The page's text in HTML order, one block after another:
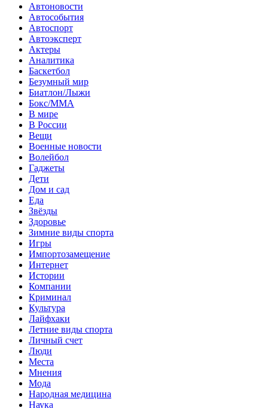
Автоновости
Автособытия
Автоспорт
Автоэксперт
Актеры
Аналитика
Баскетбол
Безумный мир
Биатлон/Лыжи
Бокс/MMA
В мире
В России
Вещи
Военные новости
Волейбол
Гаджеты
Дети
Дом и сад
Еда
Звёзды
Здоровье
Зимние виды спорта
Игры
Импортозамещение
Интернет
Истории
Компании
Криминал
Культура
Лайфхаки
Летние виды спорта
Личный счет
Люди
Места
Мнения
Мода
Народная медицина
Наука